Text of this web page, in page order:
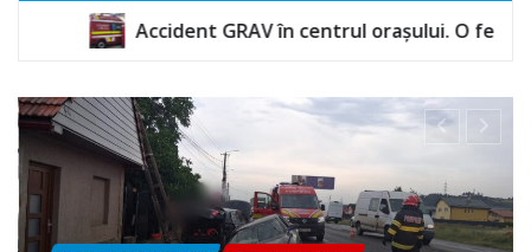
în centrul orașului. O femeie a rămas încarcerată
BREAKING NEWS ȘTIRI LOCALE